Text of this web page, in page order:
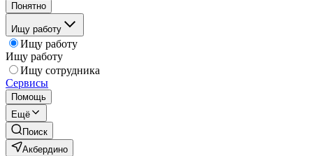
Понятно
Ищу работу
Ищу работу
Ищу работу
Ищу сотрудника
Сервисы
Помощь
Ещё
Поиск
Акбердино